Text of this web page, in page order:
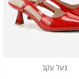
נעל עקב